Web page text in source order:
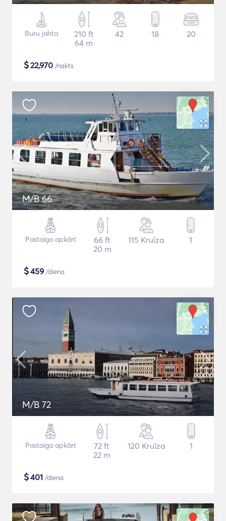
Buru jahta
210 ft
64 m
42 18 20
$22,970 /nakts
M/B 66
Pastaiga apkārt
66 ft
20 m
115 Kruīza 1
$459 /diena
M/B 72
Pastaiga apkārt
72 ft
22 m
120 Kruīza 1
$401 /diena